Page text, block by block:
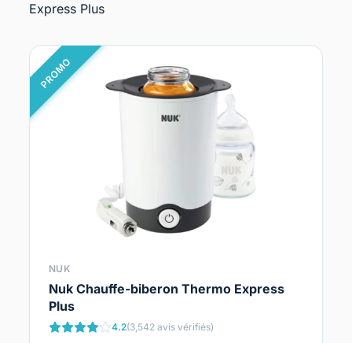
Express Plus
PROMO
NUK
Nuk Chauffe-biberon Thermo Express
Plus
4.2(3,542 avis vérifiés)